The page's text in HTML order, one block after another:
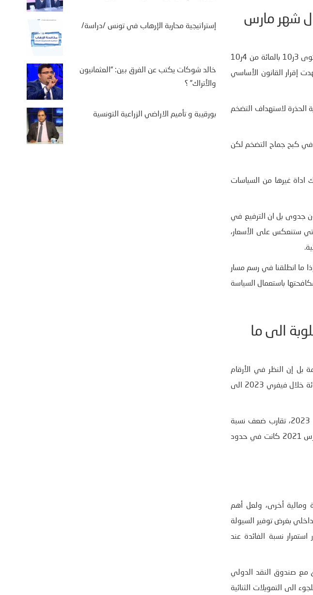
شهر مارس
الشكندالي: أريد ان أوضح ان نسبة التضخم المسجلة، خلال شهر مارس من 2023، ولئن تراجعت الى مستوى 3ر10 بالمائة من 4ر10
لا تزال عند مستوى يقارب 3 أضعاف ما كانت سنة 2016 والتي شهدت إقرار القانون الأساسي
الحذرة لاستهداف التضخم
في كبح جماح التضخم لكن
اداة غيرها من السياسات
خلال اجتماع مجلس إدارته في 22 مارس 2023، ستكون دون جدوى بل ان الترفيع في
والتي ستنعكس على الأسعار،
عندما يواصل الارتفاع لأكثر من 20 شهرا متتاليا، وإذا ما انطلقنا في رسم مسار
مكافحتها باستعمال السياسة
الى ما
بل إن النظر في الأرقام
المتصلة بالانزلاق السنوي، تحيل الى ان نسبة التضخم سجلت نوعا من الاستقرار، إذ تقلصت من 4ر10 بالمائة خلال فيفري 2023 الى
لكن المثير للاهتمام في الأرقام المتصلة بمتابعة التضخم تتمثل في نسبة التضخم المالي لشهر مارس 2023، تقارب ضعف نسبة
التضخم المسجلة خلال شهر جويلية 2021 والبالغة قرابة 5 بالمائة، علما وان نسبة التضخم خلال شهر مارس 2021 كانت في حدود
ومالية أخرى، ولعل أهم
بغرض توفير السيولة
نسبة الفائدة عند
مع صندوق النقد الدولي
الى التمويلات الثنائية
إستراتيجية محاربة الإرهاب في تونس /دراسة/
خالد شوكات يكتب عن الفرق بين: “العثمانيون
والأتراك” ؟
بورقيبة و تأميم الاراضي الزراعية التونسية